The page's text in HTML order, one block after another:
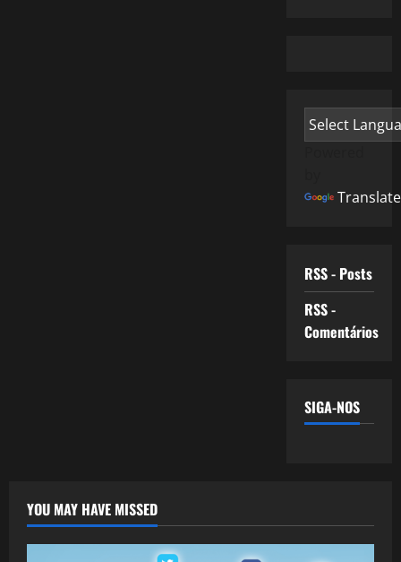
Translate
RSS - Posts
RSS -
Comentários
SIGA-NOS
YOU MAY HAVE MISSED